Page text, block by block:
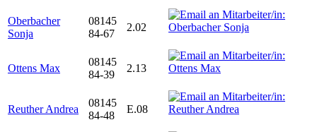
Oberbacher
Sonja
08145
84-67
2.02
Ottens Max
08145
84-39
2.13
Reuther Andrea
08145
84-48
E.08